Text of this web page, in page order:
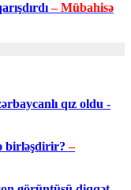
– Mübahisə
qız oldu -
birləşdirir?–